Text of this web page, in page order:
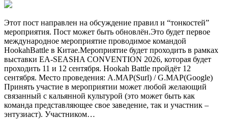
Этот пост направлен на обсуждение правил и “тонкостей”
мероприятия. Пост может быть обновлён.Это будет первое
международное мероприятие проводимое командой
HookahBattle в Китае.Мероприятие будет проходить в рамках
выставки EA-SEASHA CONVENTION 2026, которая будет
проходить 11 и 12 сентября. Hookah Battle пройдёт 12
сентября. Место проведения: A.MAP(Surl) / G.MAP(Google)
Принять участие в мероприятии может любой желающий
связанный с кальянной культурой (это может быть как
команда представляющее свое заведение, так и участник –
энтузиаст). Участником…